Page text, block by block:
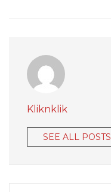
Kliknklik
SEE ALL POSTS